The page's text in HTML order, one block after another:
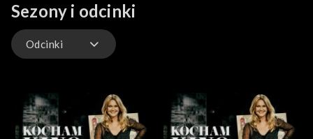
będzie najnowszy film Małgorzaty Szumowskiej pt.
„Sponsoring” z Juliette Binoche. Zapraszamy na wywiad z
francuską aktorką, zarejestrowany podczas jej pobytu w
Polsce.
Sezony i odcinki
Odcinki